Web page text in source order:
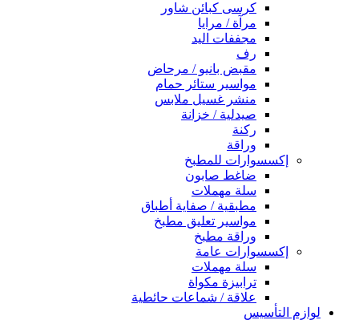
كرسى كبائن شاور
مرآة / مرايا
مجففات اليد
رف
مقبض بانيو / مرحاض
مواسير ستائر حمام
منشر غسيل ملابس
صيدلية / خزانة
ركنة
وراقة
إكسسوارات للمطبخ
ضاغط صابون
سلة مهملات
مطبقية / صفاية أطباق
مواسير تعليق مطبخ
وراقة مطبخ
إكسسوارات عامة
سلة مهملات
ترابيزة مكواة
علاقة / شماعات حائطية
لوازم التأسيس